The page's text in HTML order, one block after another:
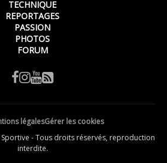
TECHNIQUE
REPORTAGES
PASSION
PHOTOS
FORUM
légalesGérer les cookies
- Tous droits réservés, reproduction
interdite.